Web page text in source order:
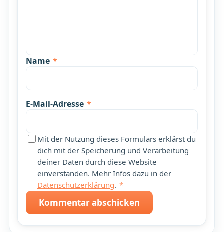
Name *
E-Mail-Adresse *
Mit der Nutzung dieses Formulars erklärst du
dich mit der Speicherung und Verarbeitung
deiner Daten durch diese Website
einverstanden. Mehr Infos dazu in der
Datenschutzerklärung. *
Kommentar abschicken